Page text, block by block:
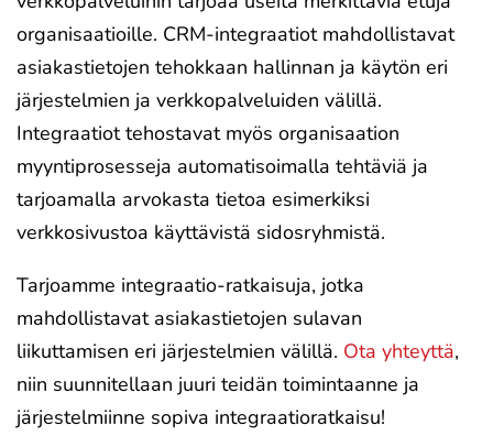
organisaatioille. CRM-integraatiot mahdollistavat
asiakastietojen tehokkaan hallinnan ja käytön eri
järjestelmien ja verkkopalveluiden välillä.
Integraatiot tehostavat myös organisaation
myyntiprosesseja automatisoimalla tehtäviä ja
tarjoamalla arvokasta tietoa esimerkiksi
verkkosivustoa käyttävistä sidosryhmistä.
Tarjoamme integraatio-ratkaisuja, jotka
mahdollistavat asiakastietojen sulavan
liikuttamisen eri järjestelmien välillä. Ota yhteyttä,
niin suunnitellaan juuri teidän toimintaanne ja
järjestelmiinne sopiva integraatioratkaisu!